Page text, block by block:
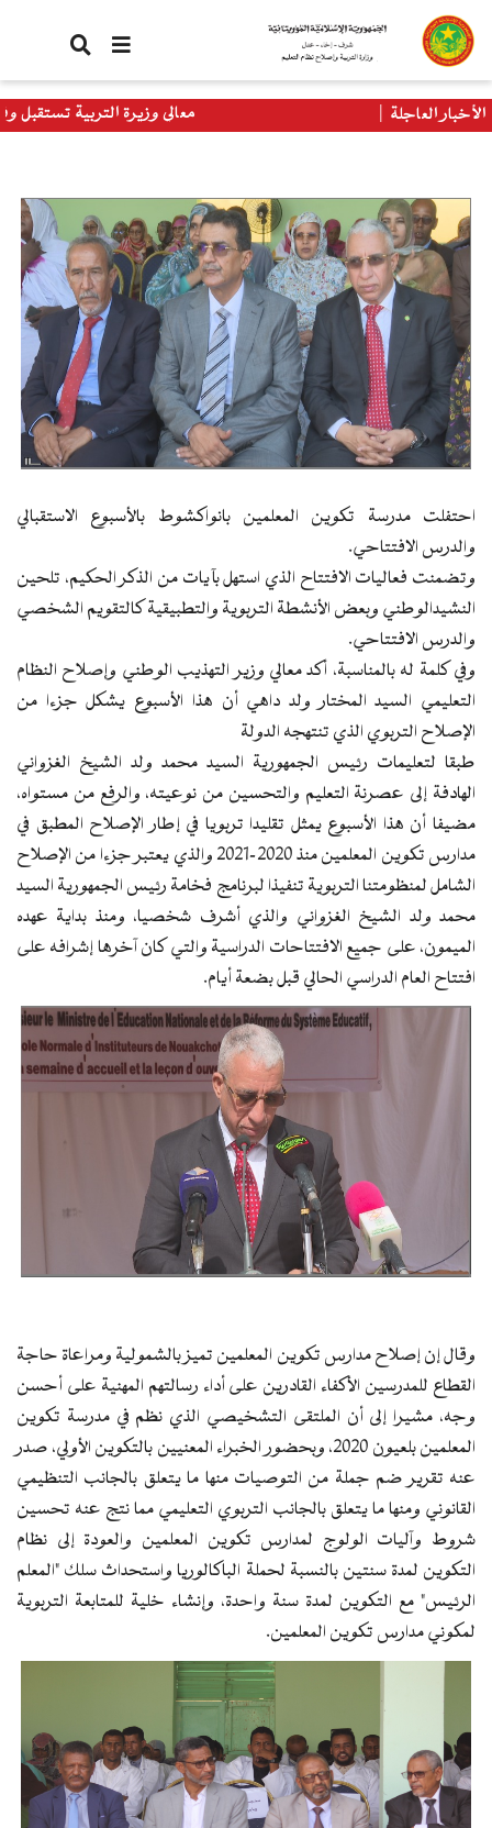
تجاوز
إلى
المحتوى
الرئيسي
الأخبار العاجلة
معالي وزيرة التربية تستقبل وفدا من برنامج الأغذية
احتفلت مدرسة تكوين المعلمين بانواكشوط بالأسبوع الاستقبالي
والدرس الافتتاحي.
وتضمنت فعاليات الافتتاح الذي استهل بآيات من الذكر الحكيم، تلحين
النشيدالوطني وبعض الأنشطة التربوية والتطبيقية كالتقويم الشخصي
والدرس الافتتاحي.
وفي كلمة له بالمناسبة، أكد معالي وزير التهذيب الوطني وإصلاح النظام
التعليمي السيد المختار ولد داهي أن هذا الأسبوع يشكل جزءا من
الإصلاح التربوي الذي تنتهجه الدولة
طبقا لتعليمات رئيس الجمهورية السيد محمد ولد الشيخ الغزواني
الهادفة إلى عصرنة التعليم والتحسين من نوعيته، والرفع من مستواه،
مضيفا أن هذا الأسبوع يمثل تقليدا تربويا في إطار الإصلاح المطبق في
مدارس تكوين المعلمين منذ 2020-2021 والذي يعتبر جزءا من الإصلاح
الشامل لمنظومتنا التربوية تنفيذا لبرنامج فخامة رئيس الجمهورية السيد
محمد ولد الشيخ الغزواني والذي أشرف شخصيا، ومنذ بداية عهده
الميمون، على جميع الافتتاحات الدراسية والتي كان آخرها إشرافه على
افتتاح العام الدراسي الحالي قبل بضعة أيام.
وقال إن إصلاح مدارس تكوين المعلمين تميز بالشمولية ومراعاة حاجة
القطاع للمدرسين الأكفاء القادرين على أداء رسالتهم المهنية على أحسن
وجه، مشيرا إلى أن الملتقى التشخيصي الذي نظم في مدرسة تكوين
المعلمين بلعيون 2020، وبحضور الخبراء المعنيين بالتكوين الأولي، صدر
عنه تقرير ضم جملة من التوصيات منها ما يتعلق بالجانب التنظيمي
القانوني ومنها ما يتعلق بالجانب التربوي التعليمي مما نتج عنه تحسين
شروط وآليات الولوج لمدارس تكوين المعلمين والعودة إلى نظام
التكوين لمدة سنتين بالنسبة لحملة الباكالوريا واستحداث سلك "المعلم
الرئيس" مع التكوين لمدة سنة واحدة، وإنشاء خلية للمتابعة التربوية
لمكوني مدارس تكوين المعلمين.